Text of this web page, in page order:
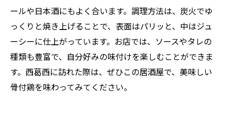
ールや日本酒にもよく合います。調理方法は、炭火でゆ
っくりと焼き上げることで、表面はパリッと、中はジュ
ーシーに仕上がっています。お店では、ソースやタレの
種類も豊富で、自分好みの味付けを楽しむことができま
す。西葛西に訪れた際は、ぜひこの居酒屋で、美味しい
骨付鶏を味わってみてください。